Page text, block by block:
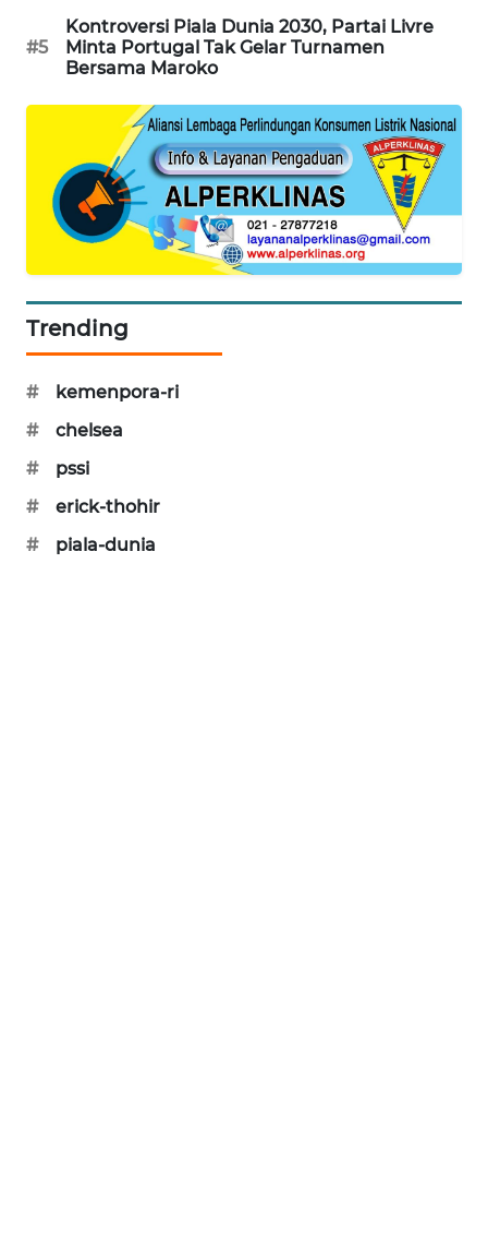
#5
Kontroversi Piala Dunia 2030, Partai Livre
Minta Portugal Tak Gelar Turnamen
Bersama Maroko
Trending
#
kemenpora-ri
#
chelsea
#
pssi
#
erick-thohir
#
piala-dunia
KONSUMEN
LISTRIK
MASYARAKAT
KELISTRIKAN
WALINKI
ID
NET
WATCH
MKLI